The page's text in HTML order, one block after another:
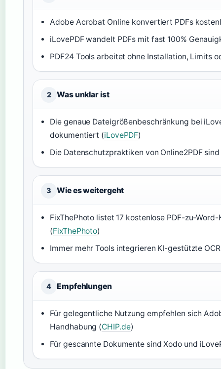
Adobe Acrobat Online konvertiert PDFs
iLovePDF wandelt PDFs mit fast 100%
PDF24 Tools arbeitet ohne Installation, Limits
2 Was unklar ist
Die genaue Dateigrößenbeschränkung bei
dokumentiert (iLovePDF)
Die Datenschutzpraktiken von Online2PDF
3 Wie es weitergeht
FixThePhoto listet 17 kostenlose PDF-zu-
(FixThePhoto)
Immer mehr Tools integrieren KI-gestützte
4 Empfehlungen
Für gelegentliche Nutzung empfehlen sich
Handhabung (CHIP.de)
Für gescannte Dokumente sind Xodo und